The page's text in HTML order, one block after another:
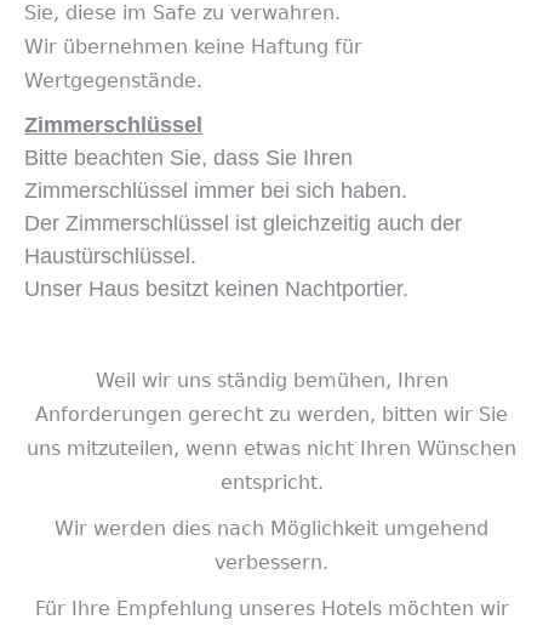
Sie, diese im Safe zu verwahren.
Wir übernehmen keine Haftung für
Wertgegenstände.
Zimmerschlüssel
Bitte beachten Sie, dass Sie Ihren
Zimmerschlüssel immer bei sich haben.
Der Zimmerschlüssel ist gleichzeitig auch der
Haustürschlüssel.
Unser Haus besitzt keinen Nachtportier.
Weil wir uns ständig bemühen, Ihren
Anforderungen gerecht zu werden, bitten wir Sie
uns mitzuteilen, wenn etwas nicht Ihren Wünschen
entspricht.
Wir werden dies nach Möglichkeit umgehend
verbessern.
Für Ihre Empfehlung unseres Hotels möchten wir